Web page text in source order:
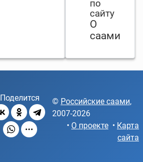
по
сайту
О
саами
Поделится © Российские саами,
2007-2026
• О проекте • Карта
сайта